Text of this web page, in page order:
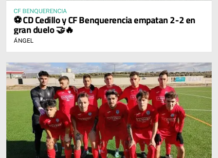
CF BENQUERENCIA
⚽ CD Cedillo y CF Benquerencia empatan 2-2 en
gran duelo 🤝🔥
ÁNGEL